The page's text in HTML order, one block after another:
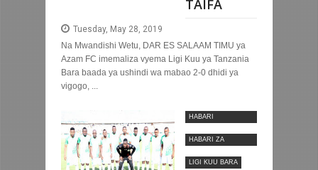
TAIFA
Tuesday, May 28, 2019
Na Mwandishi Wetu, DAR ES SALAAM TIMU ya
Azam FC imemaliza vyema Ligi Kuu ya Tanzania
Bara baada ya ushindi wa mabao 2-0 dhidi ya
vigogo, ...
HABARI
HABARI ZA
LIGI KUU BARA